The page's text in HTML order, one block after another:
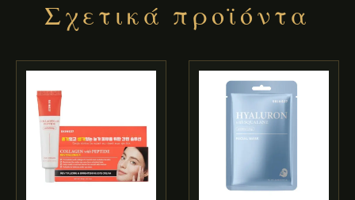
Σχετικά προϊόντα